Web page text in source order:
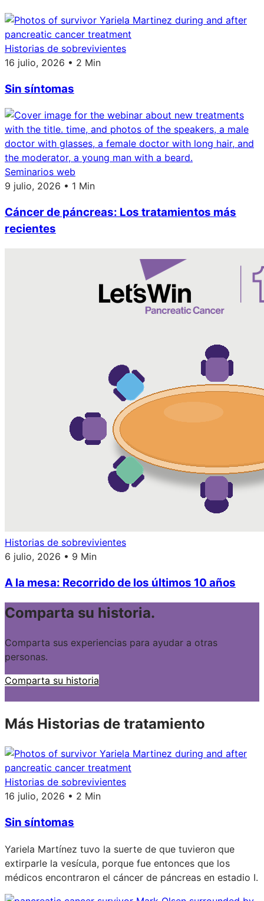
Historias de sobrevivientes
16 julio, 2026 • 2 Min
Sin síntomas
Seminarios web
9 julio, 2026 • 1 Min
Cáncer de páncreas: Los tratamientos más
recientes
Historias de sobrevivientes
6 julio, 2026 • 9 Min
A la mesa: Recorrido de los últimos 10 años
Comparta su historia.
Comparta sus experiencias para ayudar a otras
personas.
Comparta su historia
Más Historias de tratamiento
Historias de sobrevivientes
16 julio, 2026 • 2 Min
Sin síntomas
Yariela Martínez tuvo la suerte de que tuvieron que
extirparle la vesícula, porque fue entonces que los
médicos encontraron el cáncer de páncreas en estadio I.